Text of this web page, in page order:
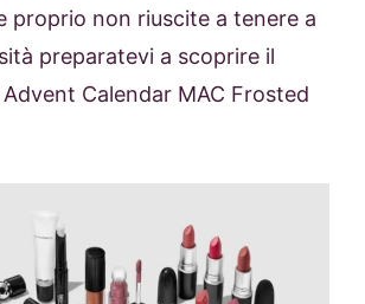
proprio non riuscite a tenere a
preparatevi a scoprire il
Calendar MAC Frosted